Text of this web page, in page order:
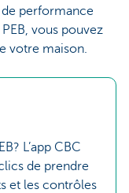
performance
vous pouvez
votre maison.
L’app CBC
de prendre
et les contrôles